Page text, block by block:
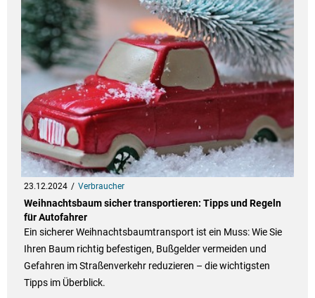
23.12.2024 Verbraucher
Weihnachtsbaum sicher transportieren: Tipps und Regeln
für Autofahrer
Ein sicherer Weihnachtsbaumtransport ist ein Muss: Wie Sie
Ihren Baum richtig befestigen, Bußgelder vermeiden und
Gefahren im Straßenverkehr reduzieren – die wichtigsten
Tipps im Überblick.